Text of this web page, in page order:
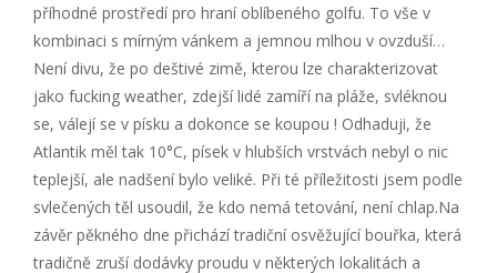
příhodné prostředí pro hraní oblíbeného golfu. To vše v
kombinaci s mírným vánkem a jemnou mlhou v ovzduší…
Není divu, že po deštivé zimě, kterou lze charakterizovat
jako fucking weather, zdejší lidé zamíří na pláže, svléknou
se, válejí se v písku a dokonce se koupou ! Odhaduji, že
Atlantik měl tak 10°C, písek v hlubších vrstvách nebyl o nic
teplejší, ale nadšení bylo veliké. Při té příležitosti jsem podle
svlečených těl usoudil, že kdo nemá tetování, není chlap.Na
závěr pěkného dne přichází tradiční osvěžující bouřka, která
tradičně zruší dodávky proudu v některých lokalitách a